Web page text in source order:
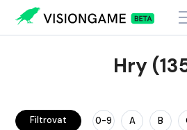
Hry
Filtrovat 0-9 A B